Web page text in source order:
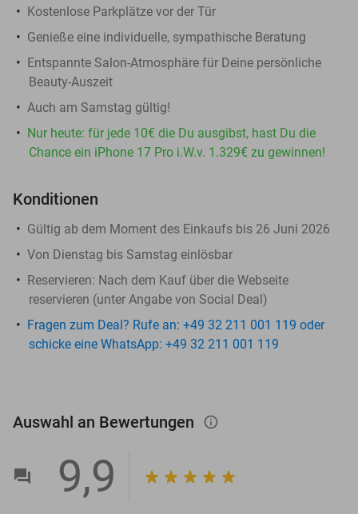
Kostenlose Parkplätze vor der Tür
Genieße eine individuelle, sympathische Beratung
Entspannte Salon-Atmosphäre für Deine persönliche
Beauty-Auszeit
Auch am Samstag gültig!
Nur heute: für jede 10€ die Du ausgibst, hast Du die
Chance ein iPhone 17 Pro i.W.v. 1.329€ zu gewinnen!
Konditionen
Gültig ab dem Moment des Einkaufs bis 26 Juni 2026
Von Dienstag bis Samstag einlösbar
Reservieren: Nach dem Kauf über die Webseite
reservieren (unter Angabe von Social Deal)
Fragen zum Deal? Rufe an: +49 32 211 001 119 oder
schicke eine WhatsApp: +49 32 211 001 119
Auswahl an Bewertungen info_outlined
9,9